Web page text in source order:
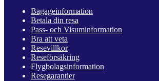
Bagageinformation
Betala din resa
Pass- och Visuminformation
Bra att veta
Resevillkor
Reseförsäkring
Flygbolagsinformation
Resegarantier